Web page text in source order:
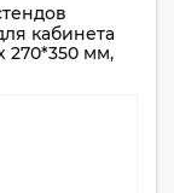
кабинета
270*350 мм,